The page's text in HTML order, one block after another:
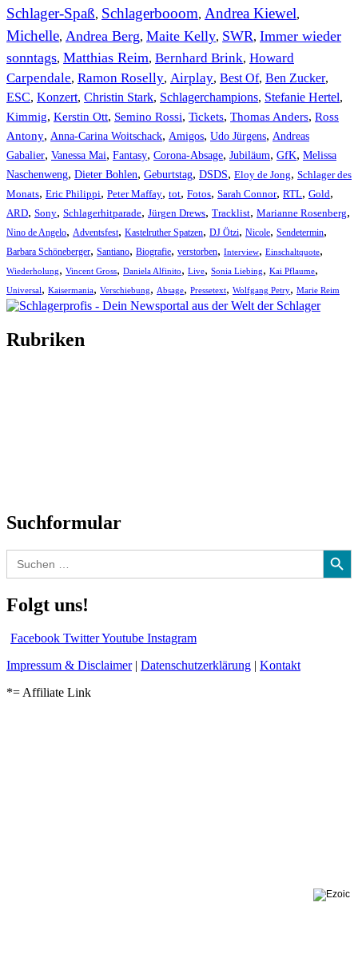
Schlager-Spaß, Schlagerbooom, Andrea Kiewel,
Michelle, Andrea Berg, Maite Kelly, SWR, Immer wieder
sonntags, Matthias Reim, Bernhard Brink, Howard
Carpendale, Ramon Roselly, Airplay, Best Of, Ben Zucker,
ESC, Konzert, Christin Stark, Schlagerchampions, Stefanie Hertel,
Kimmig, Kerstin Ott, Semino Rossi, Tickets, Thomas Anders, Ross
Antony, Anna-Carina Woitschack, Amigos, Udo Jürgens, Andreas
Gabalier, Vanessa Mai, Fantasy, Corona-Absage, Jubiläum, GfK, Melissa
Naschenweng, Dieter Bohlen, Geburtstag, DSDS, Eloy de Jong, Schlager des
Monats, Eric Philippi, Peter Maffay, tot, Fotos, Sarah Connor, RTL, Gold,
ARD, Sony, Schlagerhitparade, Jürgen Drews, Tracklist, Marianne Rosenberg,
Nino de Angelo, Adventsfest, Kastelruther Spatzen, DJ Ötzi, Nicole, Sendetermin,
Barbara Schöneberger, Santiano, Biografie, verstorben, Interview, Einschaltquote,
Wiederholung, Vincent Gross, Daniela Alfinito, Live, Sonia Liebing, Kai Pflaume,
Universal, Kaisermania, Verschiebung, Absage, Pressetext, Wolfgang Petry, Marie Reim
Rubriken
Suchformular
Search
for:
Search Button
Folgt uns!
Facebook TwitterYoutube Instagram
Impressum & Disclaimer| Datenschutzerklärung | Kontakt
*= Affiliate Link